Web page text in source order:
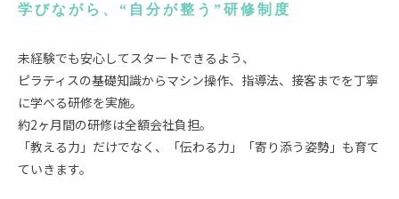
学びながら、“自分が整う”研修制度
未経験でも安心してスタートできるよう、
ピラティスの基礎知識からマシン操作、指導法、接客までを丁寧
に学べる研修を実施。
約2ヶ月間の研修は全額会社負担。
「教える力」だけでなく、「伝わる力」「寄り添う姿勢」も育て
ていきます。